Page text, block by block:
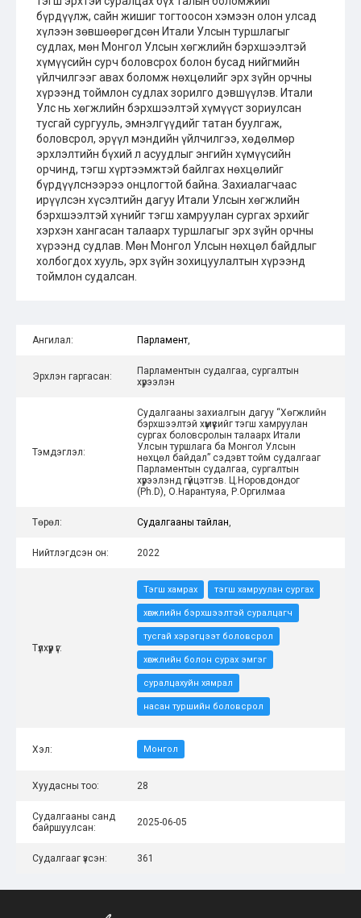
бүрдүүлж, сайн жишиг тогтоосон хэмээн олон улсад
хүлээн зөвшөөрөгдсөн Итали Улсын туршлагыг
судлах, мөн Монгол Улсын хөгжлийн бэрхшээлтэй
хүмүүсийн сурч боловсрох болон бусад нийгмийн
үйлчилгээг авах боломж нөхцөлийг эрх зүйн орчны
хүрээнд тоймлон судлах зорилго дэвшүүлэв. Итали
Улс нь хөгжлийн бэрхшээлтэй хүмүүст зориулсан
тусгай сургууль, эмнэлгүүдийг татан буулгаж,
боловсрол, эрүүл мэндийн үйлчилгээ, хөдөлмөр
эрхлэлтийн бүхий л асуудлыг энгийн хүмүүсийн
орчинд, тэгш хүртээмжтэй байлгах нөхцөлийг
бүрдүүлснээрээ онцлогтой байна. Захиалагчаас
ирүүлсэн хүсэлтийн дагуу Итали Улсын хөгжлийн
бэрхшээлтэй хүнийг тэгш хамруулан сургах эрхийг
хэрхэн хангасан талаарх туршлагыг эрх зүйн орчны
хүрээнд судлав. Мөн Монгол Улсын нөхцөл байдлыг
холбогдох хууль, эрх зүйн зохицуулалтын хүрээнд
тоймлон судалсан.
Ангилал: Парламент,
Эрхлэн гаргасан:
Парламентын судалгаа, сургалтын
хүрээлэн
Тэмдэглэл:
Судалгааны захиалгын дагуу “Хөгжлийн
бэрхшээлтэй хүмүүсийг тэгш хамруулан
сургах боловсролын талаарх Итали
Улсын туршлага ба Монгол Улсын
нөхцөл байдал” сэдэвт тойм судалгааг
Парламентын судалгаа, сургалтын
хүрээлэнд гүйцэтгэв. Ц.Норовдондог
(Ph.D), О.Нарантуяа, Р.Оргилмаа
Төрөл: Судалгааны тайлан,
Нийтлэгдсэн он: 2022
Түлхүүр үг:
Тэгш хамрах тэгш хамруулан сургах
хөгжлийн бэрхшээлтэй суралцагч
тусгай хэрэгцээт боловсрол
хөгжлийн болон сурах эмгэг
суралцахуйн хямрал
насан туршийн боловсрол
Хэл: Монгол
Хуудасны тоо: 28
Судалгааны санд
байршуулсан:
2025-06-05
Судалгааг үзсэн: 361